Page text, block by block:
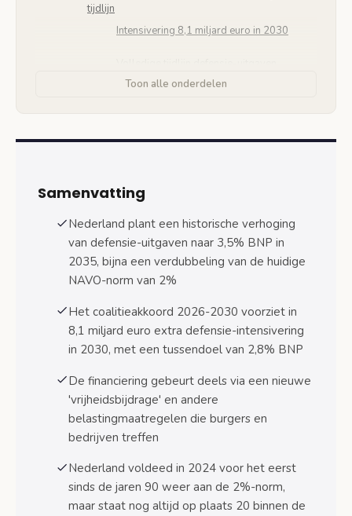
tijdlijn
Intensivering 8,1 miljard euro in 2030
Nederland
Financiering extra defensie-uitgaven:
Impact op overheidsfinanciën
Militaire steun Oekraïne en internationale context
Geopolitieke ontwikkelingen en NAVO-
druk
Veelgestelde vragen over Nederlandse
defensie-uitgaven
Veelgestelde vragen
defensieleiderschap binnen NAVO
Belangrijkste actiepunten voor burgers en
bedrijven
Toon alle onderdelen
Samenvatting
Nederland plant een historische verhoging
van defensie-uitgaven naar 3,5% BNP in
2035, bijna een verdubbeling van de huidige
NAVO-norm van 2%
Het coalitieakkoord 2026-2030 voorziet in
8,1 miljard euro extra defensie-intensivering
in 2030, met een tussendoel van 2,8% BNP
De financiering gebeurt deels via een nieuwe
'vrijheidsbijdrage' en andere
belastingmaatregelen die burgers en
bedrijven treffen
Nederland voldeed in 2024 voor het eerst
sinds de jaren 90 weer aan de 2%-norm,
maar staat nog altijd op plaats 20 binnen de